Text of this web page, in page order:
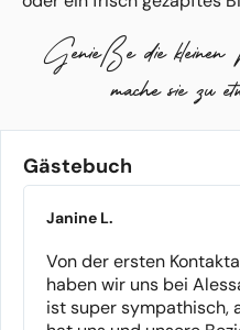
Ob KiWi, Freie Trauung
die kleinen und großen
besonders machen und
schaffen. Gemeinsam mit
Eures Lebens finden.
nichts muss! Löst Euch
Traditionen und gestaltet
Vorstellungen.
Genieße die kleinen
mache sie zu
Gästebuch
Janine L.
Von der ersten
haben wir uns bei
ist super sympathisch,